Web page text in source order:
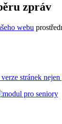
zpráv
webu
stránek